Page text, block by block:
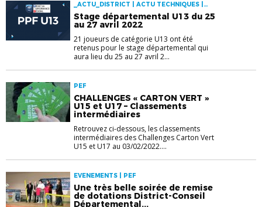
_ACTU_DISTRICT | ACTU TECHNIQUES |
PEF
Stage départemental U13 du 25
au 27 avril 2022
21 joueurs de catégorie U13 ont été
retenus pour le stage départemental qui
aura lieu du 25 au 27 avril 2...
PEF
CHALLENGES « CARTON VERT »
U15 et U17 – Classements
intermédiaires
Retrouvez ci-dessous, les classements
intermédiaires des Challenges Carton Vert
U15 et U17 au 03/02/2022....
EVENEMENTS | PEF
Une très belle soirée de remise
de dotations District-Conseil
Départemental...